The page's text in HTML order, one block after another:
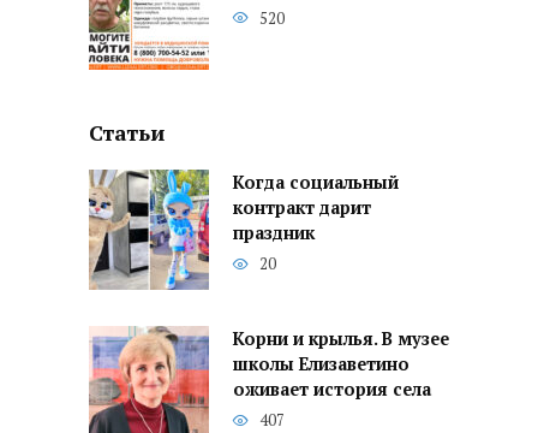
520
Статьи
Когда социальный
контракт дарит
праздник
20
Корни и крылья. В музее
школы Елизаветино
оживает история села
407